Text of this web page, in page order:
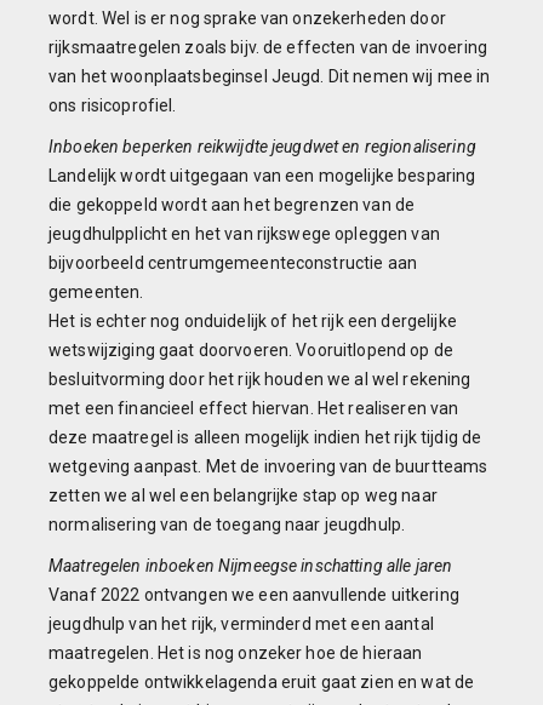
wordt. Wel is er nog sprake van onzekerheden door
rijksmaatregelen zoals bijv. de effecten van de invoering
van het woonplaatsbeginsel Jeugd. Dit nemen wij mee in
ons risicoprofiel.
Inboeken beperken reikwijdte jeugdwet en regionalisering
Landelijk wordt uitgegaan van een mogelijke besparing
die gekoppeld wordt aan het begrenzen van de
jeugdhulpplicht en het van rijkswege opleggen van
bijvoorbeeld centrumgemeenteconstructie aan
gemeenten.
Het is echter nog onduidelijk of het rijk een dergelijke
wetswijziging gaat doorvoeren. Vooruitlopend op de
besluitvorming door het rijk houden we al wel rekening
met een financieel effect hiervan. Het realiseren van
deze maatregel is alleen mogelijk indien het rijk tijdig de
wetgeving aanpast. Met de invoering van de buurtteams
zetten we al wel een belangrijke stap op weg naar
normalisering van de toegang naar jeugdhulp.
Maatregelen inboeken Nijmeegse inschatting alle jaren
Vanaf 2022 ontvangen we een aanvullende uitkering
jeugdhulp van het rijk, verminderd met een aantal
maatregelen. Het is nog onzeker hoe de hieraan
gekoppelde ontwikkelagenda eruit gaat zien en wat de